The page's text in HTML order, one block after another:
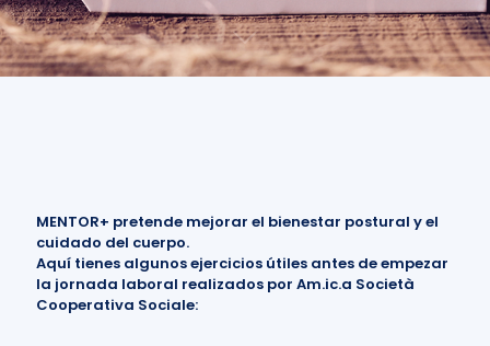
MENTOR+ pretende mejorar el bienestar postural y el
cuidado del cuerpo.
Aquí tienes algunos ejercicios útiles antes de empezar
la jornada laboral realizados por Am.ic.a Società
Cooperativa Sociale: